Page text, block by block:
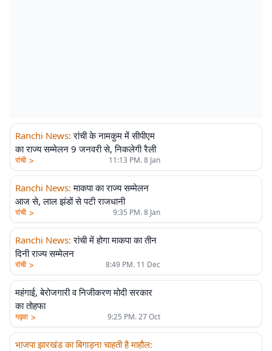
Ranchi News: रांची के नामकुम में सीपीएम
का राज्य सम्मेलन 9 जनवरी से, निकलेगी रैली
रांची > 11:13 PM. 8 Jan
Ranchi News: माकपा का राज्य सम्मेलन
आज से, लाल झंडों से पटी राजधानी
रांची > 9:35 PM. 8 Jan
Ranchi News: रांची में होगा माकपा का तीन
दिनी राज्य सम्मेलन
रांची > 8:49 PM. 11 Dec
महंगाई, बेरोजगारी व निजीकरण मोदी सरकार
का तोहफा
गढ़वा > 9:25 PM. 27 Oct
भाजपा झारखंड का बिगाड़ना चाहती है माहौल: